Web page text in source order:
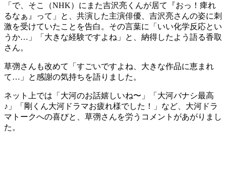
「で、そこ（NHK）にまた吉沢亮くんが居て『おっ！痺れ
るなぁ』って」と、共演した主演俳優、吉沢亮さんの姿に刺
激を受けていたことを告白。その言葉に「いい化学反応とい
うか…」「大きな経験ですよね」と、納得したよう語る香取
さん。
草彅さんも改めて「すごいですよね、大きな作品に恵まれ
て…」と感謝の気持ちを語りました。
ネット上では「大河のお話嬉しいね〜」「大河バナシ最高
♪」「剛くん大河ドラマお疲れ様でした！」など、大河ドラ
マトークへの喜びと、草彅さんを労うコメントがあがりまし
た。